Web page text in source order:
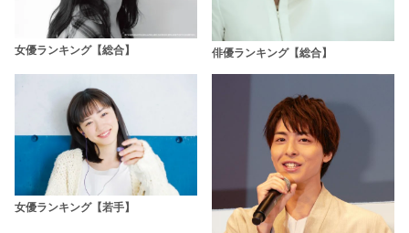
女優ランキング【総合】 俳優ランキング【総合】
女優ランキング【若手】